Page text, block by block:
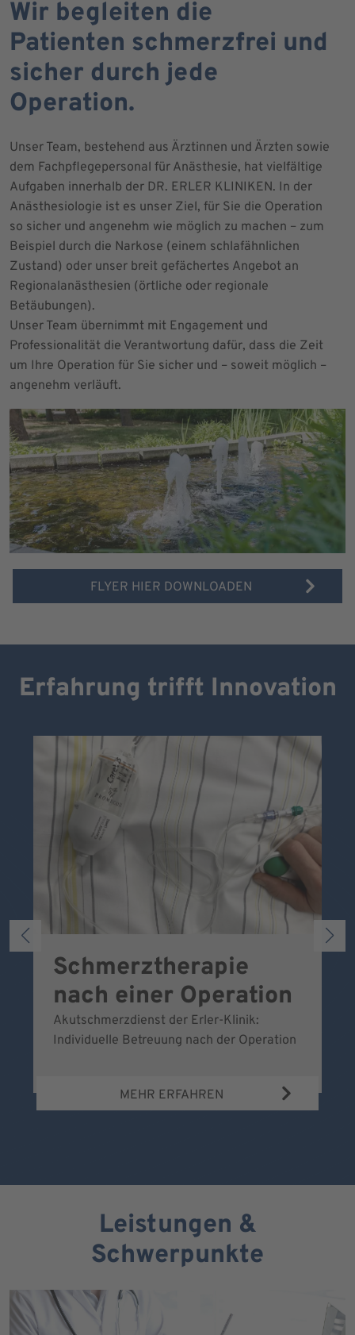
Wir begleiten die
Patienten schmerzfrei und
sicher durch jede
Operation.
Unser Team, bestehend aus Ärztinnen und Ärzten sowie
dem Fachpflegepersonal für Anästhesie, hat vielfältige
Aufgaben innerhalb der DR. ERLER KLINIKEN. In der
Anästhesiologie ist es unser Ziel, für Sie die Operation
so sicher und angenehm wie möglich zu machen – zum
Beispiel durch die Narkose (einem schlafähnlichen
Zustand) oder unser breit gefächertes Angebot an
Regionalanästhesien (örtliche oder regionale
Betäubungen).
Unser Team übernimmt mit Engagement und
Professionalität die Verantwortung dafür, dass die Zeit
um Ihre Operation für Sie sicher und – soweit möglich –
angenehm verläuft.
FLYER HIER DOWNLOADEN
Erfahrung trifft Innovation
Schmerztherapie
nach einer Operation
Akutschmerzdienst der Erler-Klinik:
Individuelle Betreuung nach der Operation
MEHR ERFAHREN
Leistungen &
Schwerpunkte